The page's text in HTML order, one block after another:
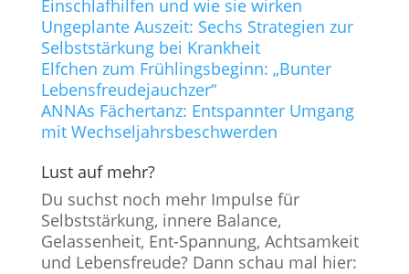
Einschlafhilfen und wie sie wirken
Ungeplante Auszeit: Sechs Strategien zur
Selbststärkung bei Krankheit
Elfchen zum Frühlingsbeginn: „Bunter
Lebensfreudejauchzer“
ANNAs Fächertanz: Entspannter Umgang
mit Wechseljahrsbeschwerden
Lust auf mehr?
Du suchst noch mehr Impulse für
Selbststärkung, innere Balance,
Gelassenheit, Ent-Spannung, Achtsamkeit
und Lebensfreude? Dann schau mal hier: